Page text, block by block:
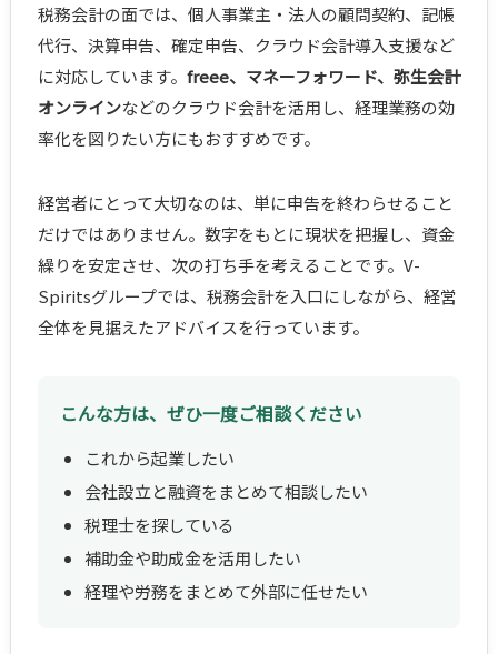
税務会計の面では、個人事業主・法人の顧問契約、記帳
代行、決算申告、確定申告、クラウド会計導入支援など
に対応しています。 freee、マネーフォワード、弥生会計
オンラインなどのクラウド会計を活用し、経理業務の効
率化を図りたい方にもおすすめです。
経営者にとって大切なのは、単に申告を終わらせること
だけではありません。数字をもとに現状を把握し、資金
繰りを安定させ、次の打ち手を考えることです。V-
Spiritsグループでは、税務会計を入口にしながら、経営
全体を見据えたアドバイスを行っています。
こんな方は、ぜひ一度ご相談ください
これから起業したい
会社設立と融資をまとめて相談したい
税理士を探している
補助金や助成金を活用したい
経理や労務をまとめて外部に任せたい